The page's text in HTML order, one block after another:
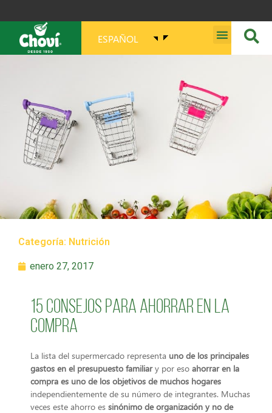
ESPAÑOL
Categoría: Nutrición
enero 27, 2017
15 consejos para ahorrar en la
compra
La lista del supermercado representa uno de los principales
gastos en el presupuesto familiary por eso ahorrar en la
compra es uno de los objetivos de muchos hogares
independientemente de su número de integrantes. Muchas
veces este ahorro es sinónimo de organización y no de